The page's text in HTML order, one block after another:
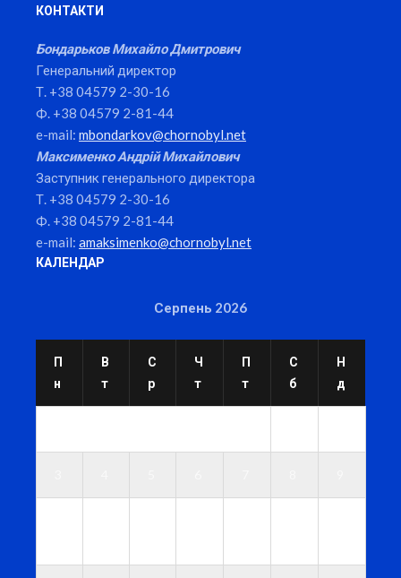
КОНТАКТИ
Бондарьков Михайло Дмитрович
Генеральний директор
Т. +38 04579 2-30-16
Ф. +38 04579 2-81-44
e-mail: mbondarkov@chornobyl.net
Максименко Андрій Михайлович
Заступник генерального директора
Т. +38 04579 2-30-16
Ф. +38 04579 2-81-44
e-mail: amaksimenko@chornobyl.net
КАЛЕНДАР
Серпень 2026
П
н
В
т
С
р
Ч
т
П
т
С
б
Н
д